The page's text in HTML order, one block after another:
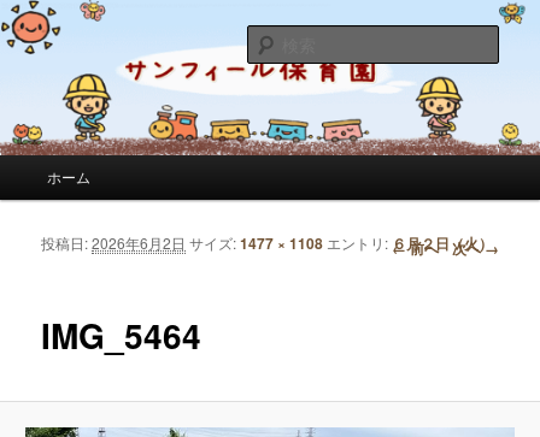
サンフィール保育園のブログ
サンフィール保育園のせんせいのブログです。園の日常を綴っています。
索
メインコンテンツへ移動
サブコンテンツへ移動
ホーム
画像ナビゲーション ← 前へ 次へ →
IMG_5464
投稿日:2026年6月2日 サイズ:1477 × 1108 エントリ: ６月２日（火）